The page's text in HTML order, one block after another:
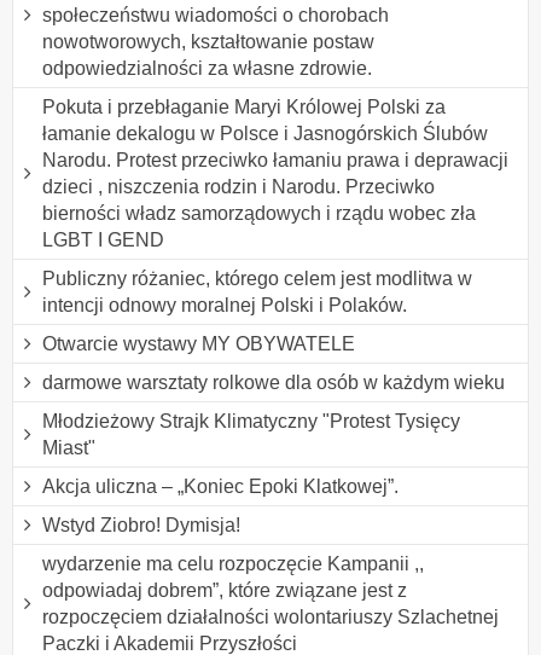
społeczeństwu wiadomości o chorobach
nowotworowych, kształtowanie postaw
odpowiedzialności za własne zdrowie.
Pokuta i przebłaganie Maryi Królowej Polski za
łamanie dekalogu w Polsce i Jasnogórskich Ślubów
Narodu. Protest przeciwko łamaniu prawa i deprawacji
dzieci , niszczenia rodzin i Narodu. Przeciwko
bierności władz samorządowych i rządu wobec zła
LGBT I GEND
Publiczny różaniec, którego celem jest modlitwa w
intencji odnowy moralnej Polski i Polaków.
Otwarcie wystawy MY OBYWATELE
darmowe warsztaty rolkowe dla osób w każdym wieku
Młodzieżowy Strajk Klimatyczny "Protest Tysięcy
Miast"
Akcja uliczna – „Koniec Epoki Klatkowej”.
Wstyd Ziobro! Dymisja!
wydarzenie ma celu rozpoczęcie Kampanii ,,
odpowiadaj dobrem”, które związane jest z
rozpoczęciem działalności wolontariuszy Szlachetnej
Paczki i Akademii Przyszłości